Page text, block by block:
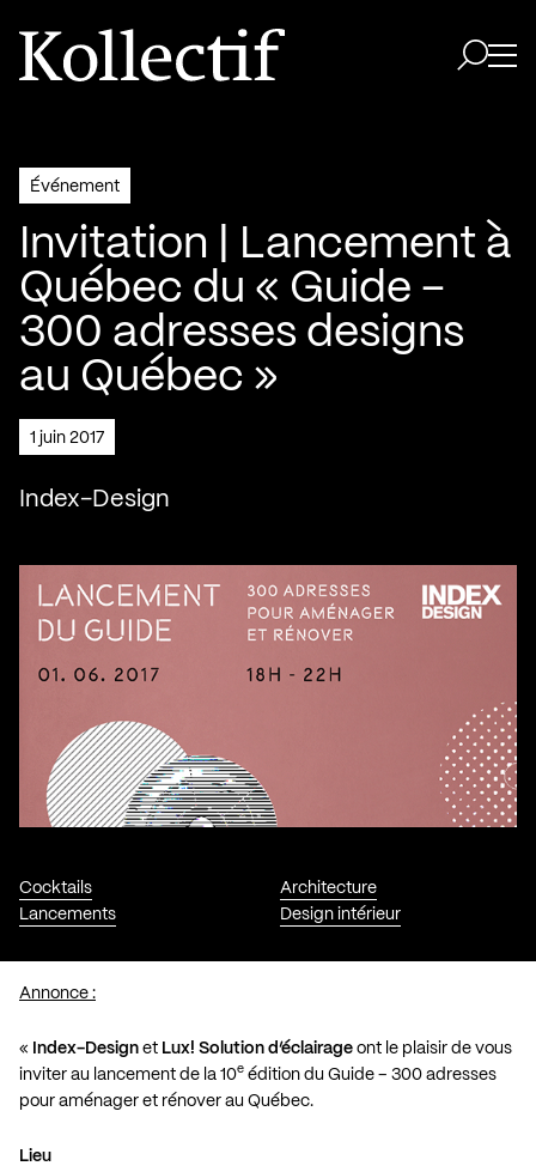
Aller à la page d'accueil
Logo Kollectif
Événement
Invitation | Lancement à
Québec du « Guide –
300 adresses designs
au Québec »
1 juin 2017
Index-Design
Cocktails
Lancements
Architecture
Design intérieur
Annonce :
« Index-Design et Lux! Solution d’éclairage ont le plaisir de vous
inviter au lancement de la 10e édition du Guide – 300 adresses
pour aménager et rénover au Québec.
Lieu